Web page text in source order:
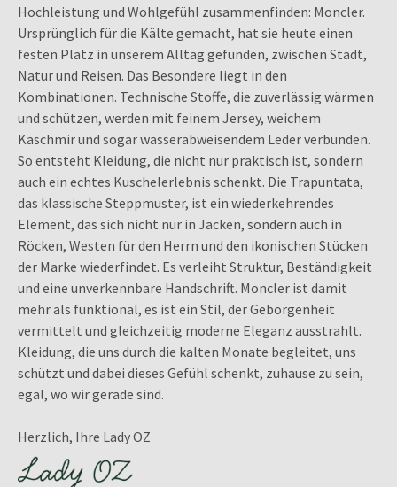
Hochleistung und Wohlgefühl zusammenfinden: Moncler.
Ursprünglich für die Kälte gemacht, hat sie heute einen
festen Platz in unserem Alltag gefunden, zwischen Stadt,
Natur und Reisen. Das Besondere liegt in den
Kombinationen. Technische Stoffe, die zuverlässig wärmen
und schützen, werden mit feinem Jersey, weichem
Kaschmir und sogar wasserabweisendem Leder verbunden.
So entsteht Kleidung, die nicht nur praktisch ist, sondern
auch ein echtes Kuschelerlebnis schenkt. Die Trapuntata,
das klassische Steppmuster, ist ein wiederkehrendes
Element, das sich nicht nur in Jacken, sondern auch in
Röcken, Westen für den Herrn und den ikonischen Stücken
der Marke wiederfindet. Es verleiht Struktur, Beständigkeit
und eine unverkennbare Handschrift. Moncler ist damit
mehr als funktional, es ist ein Stil, der Geborgenheit
vermittelt und gleichzeitig moderne Eleganz ausstrahlt.
Kleidung, die uns durch die kalten Monate begleitet, uns
schützt und dabei dieses Gefühl schenkt, zuhause zu sein,
egal, wo wir gerade sind.
Herzlich, Ihre Lady OZ